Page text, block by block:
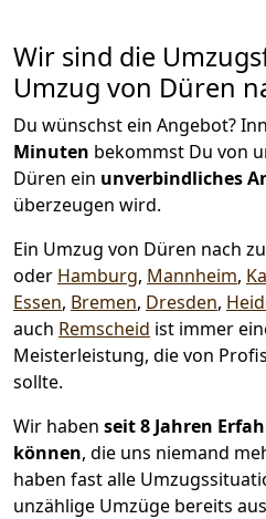
Wir sind die
Umzug von Düren
Du wünschst ein Angebot?
Minuten bekommst Du von
Düren ein unverbindliches
überzeugen wird.
Ein Umzug von Düren nach
oder Hamburg, Mannheim,
Essen, Bremen, Dresden,
auch Remscheid ist immer
Meisterleistung, die von
sollte.
Wir haben seit8 Jahren
können, die uns niemand
haben fast alle
unzählige Umzüge bereits